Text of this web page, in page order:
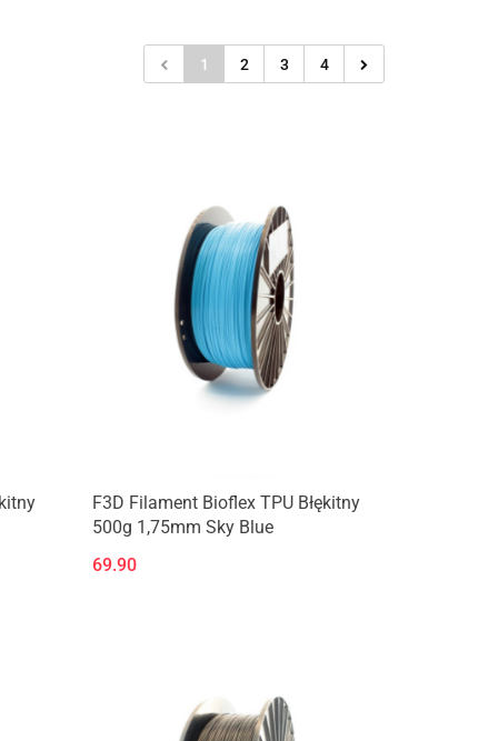
1 2 3 4
Produkt niedostępny
F3D Filament Bioflex TPU Błękitny
500g 1,75mm Sky Blue
69.90